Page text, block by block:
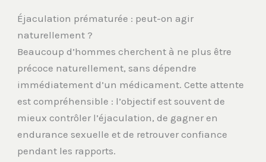
Éjaculation prématurée : peut-on agir
naturellement ?
Beaucoup d’hommes cherchent à ne plus être
précoce naturellement, sans dépendre
immédiatement d’un médicament. Cette attente
est compréhensible : l’objectif est souvent de
mieux contrôler l’éjaculation, de gagner en
endurance sexuelle et de retrouver confiance
pendant les rapports.